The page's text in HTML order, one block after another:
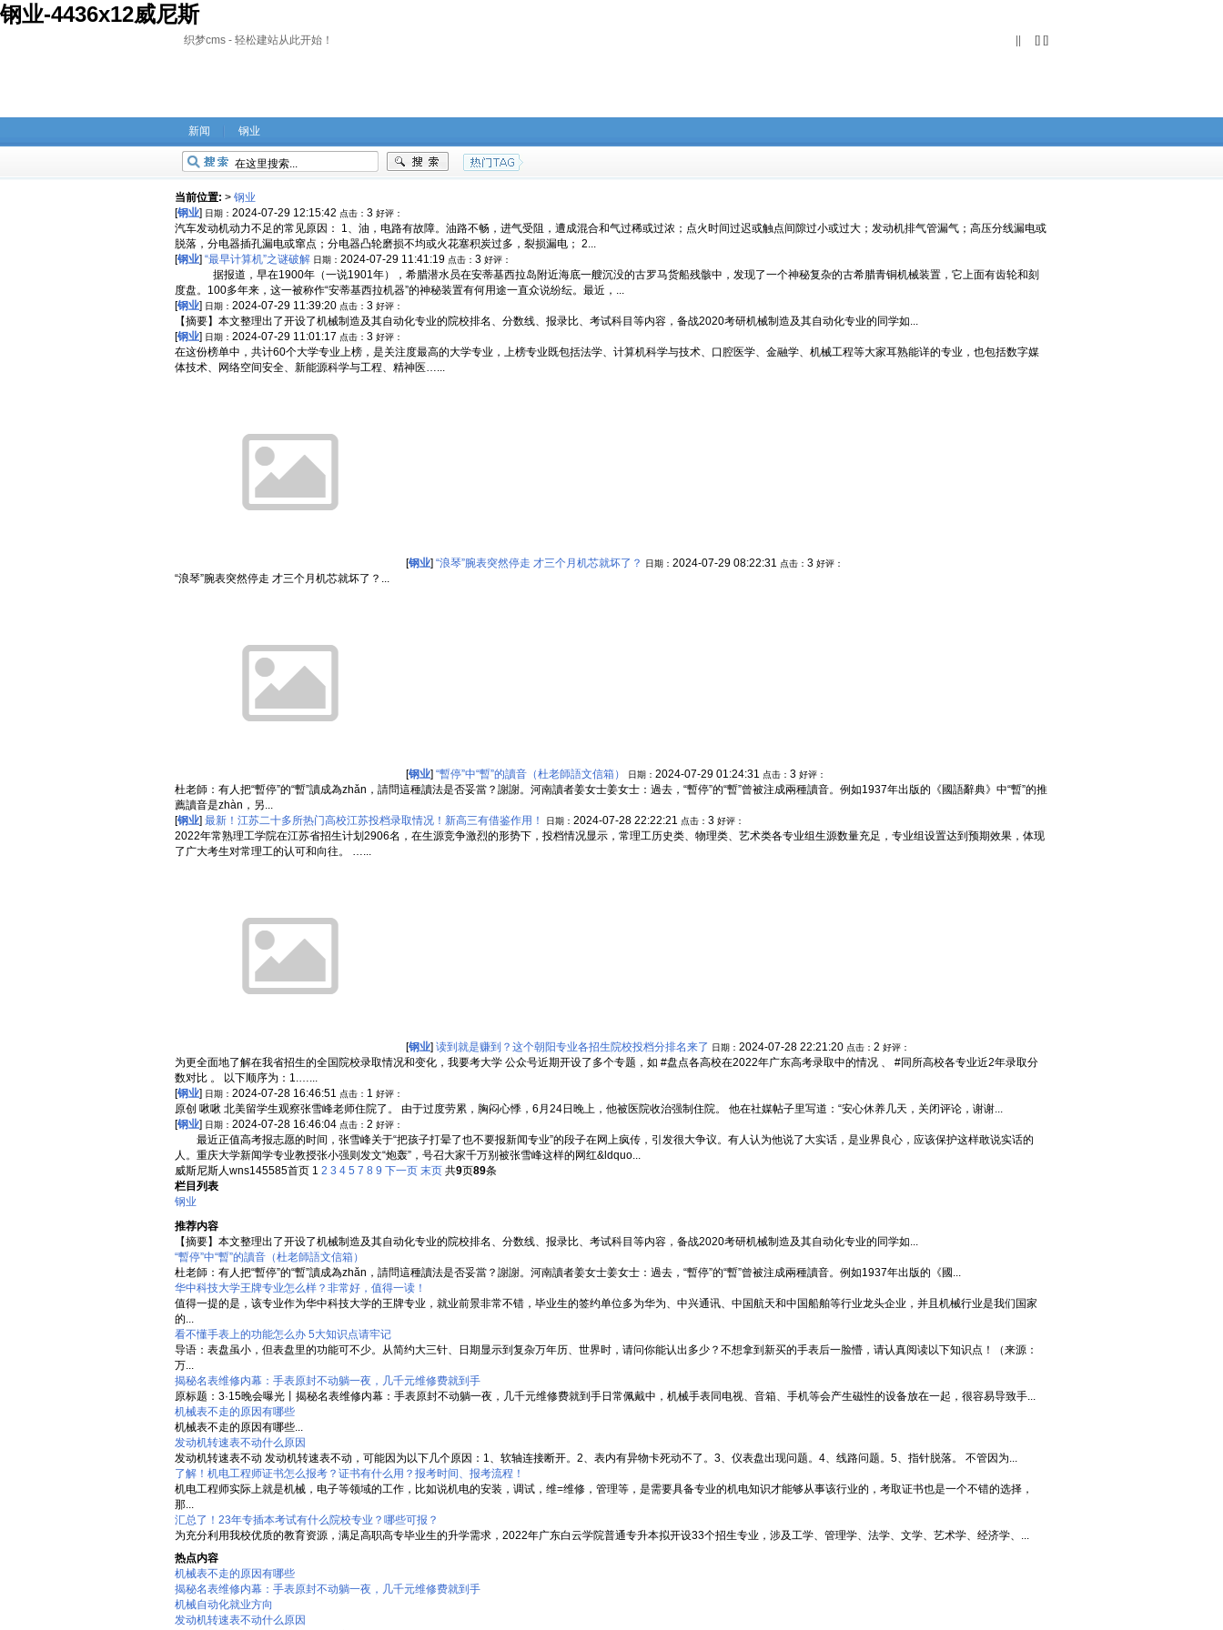
钢业-4436x12威尼斯
织梦cms - 轻松建站从此开始！ [] []
新闻 钢业
当前位置: > 钢业
[钢业] 日期： 2024-07-29 12:15:42 点击： 3 好评：
汽车发动机动力不足的常见原因： 1、油，电路有故障。油路不畅，进气受阻，遭成混合和气过稀或过浓；点火时间过迟或触点间隙过小或过大；发动机排气管漏气；高压分线漏电或
脱落，分电器插孔漏电或窜点；分电器凸轮磨损不均或火花塞积炭过多，裂损漏电； 2...
[钢业] “最早计算机”之谜破解 日期： 2024-07-29 11:41:19 点击： 3 好评：
据报道，早在1900年（一说1901年），希腊潜水员在安蒂基西拉岛附近海底一艘沉没的古罗马货船残骸中，发现了一个神秘复杂的古希腊青铜机械装置，它上面有齿轮和刻
度盘。100多年来，这一被称作“安蒂基西拉机器”的神秘装置有何用途一直众说纷纭。最近，...
[钢业] 日期： 2024-07-29 11:39:20 点击： 3 好评：
【摘要】本文整理出了开设了机械制造及其自动化专业的院校排名、分数线、报录比、考试科目等内容，备战2020考研机械制造及其自动化专业的同学如...
[钢业] 日期： 2024-07-29 11:01:17 点击： 3 好评：
在这份榜单中，共计60个大学专业上榜，是关注度最高的大学专业，上榜专业既包括法学、计算机科学与技术、口腔医学、金融学、机械工程等大家耳熟能详的专业，也包括数字媒
体技术、网络空间安全、新能源科学与工程、精神医…...
[钢业] “浪琴”腕表突然停走 才三个月机芯就坏了？ 日期： 2024-07-29 08:22:31 点击： 3 好评：
“浪琴”腕表突然停走 才三个月机芯就坏了？...
[钢业] “暫停”中“暫”的讀音（杜老師語文信箱） 日期： 2024-07-29 01:24:31 点击： 3 好评：
杜老師：有人把“暫停”的“暫”讀成為zhǎn，請問這種讀法是否妥當？謝謝。河南讀者姜女士姜女士：過去，“暫停”的“暫”曾被注成兩種讀音。例如1937年出版的《國語辭典》中“暫”的推
薦讀音是zhàn，另...
[钢业] 最新！江苏二十多所热门高校江苏投档录取情况！新高三有借鉴作用！ 日期： 2024-07-28 22:22:21 点击： 3 好评：
2022年常熟理工学院在江苏省招生计划2906名，在生源竞争激烈的形势下，投档情况显示，常理工历史类、物理类、艺术类各专业组生源数量充足，专业组设置达到预期效果，体现
了广大考生对常理工的认可和向往。 …...
[钢业] 读到就是赚到？这个朝阳专业各招生院校投档分排名来了 日期： 2024-07-28 22:21:20 点击： 2 好评：
为更全面地了解在我省招生的全国院校录取情况和变化，我要考大学 公众号近期开设了多个专题，如 #盘点各高校在2022年广东高考录取中的情况 、 #同所高校各专业近2年录取分
数对比 。 以下顺序为：1.…...
[钢业] 日期： 2024-07-28 16:46:51 点击： 1 好评：
原创 啾啾 北美留学生观察张雪峰老师住院了。 由于过度劳累，胸闷心悸，6月24日晚上，他被医院收治强制住院。 他在社媒帖子里写道：“安心休养几天，关闭评论，谢谢...
[钢业] 日期： 2024-07-28 16:46:04 点击： 2 好评：
最近正值高考报志愿的时间，张雪峰关于“把孩子打晕了也不要报新闻专业”的段子在网上疯传，引发很大争议。有人认为他说了大实话，是业界良心，应该保护这样敢说实话的
人。重庆大学新闻学专业教授张小强则发文“炮轰”，号召大家千万别被张雪峰这样的网红&ldquo...
威斯尼斯人wns145585首页 1 2 3 4 5 7 8 9 下一页 末页 共9页89条
栏目列表
钢业
推荐内容
【摘要】本文整理出了开设了机械制造及其自动化专业的院校排名、分数线、报录比、考试科目等内容，备战2020考研机械制造及其自动化专业的同学如...
“暫停”中“暫”的讀音（杜老師語文信箱）
杜老師：有人把“暫停”的“暫”讀成為zhǎn，請問這種讀法是否妥當？謝謝。河南讀者姜女士姜女士：過去，“暫停”的“暫”曾被注成兩種讀音。例如1937年出版的《國...
华中科技大学王牌专业怎么样？非常好，值得一读！
值得一提的是，该专业作为华中科技大学的王牌专业，就业前景非常不错，毕业生的签约单位多为华为、中兴通讯、中国航天和中国船舶等行业龙头企业，并且机械行业是我们国家
的...
看不懂手表上的功能怎么办 5大知识点请牢记
导语：表盘虽小，但表盘里的功能可不少。从简约大三针、日期显示到复杂万年历、世界时，请问你能认出多少？不想拿到新买的手表后一脸懵，请认真阅读以下知识点！（来源：
万...
揭秘名表维修内幕：手表原封不动躺一夜，几千元维修费就到手
原标题：3·15晚会曝光丨揭秘名表维修内幕：手表原封不动躺一夜，几千元维修费就到手日常佩戴中，机械手表同电视、音箱、手机等会产生磁性的设备放在一起，很容易导致手...
机械表不走的原因有哪些
机械表不走的原因有哪些...
发动机转速表不动什么原因
发动机转速表不动 发动机转速表不动，可能因为以下几个原因：1、软轴连接断开。2、表内有异物卡死动不了。3、仪表盘出现问题。4、线路问题。5、指针脱落。 不管因为...
了解！机电工程师证书怎么报考？证书有什么用？报考时间、报考流程！
机电工程师实际上就是机械，电子等领域的工作，比如说机电的安装，调试，维=维修，管理等，是需要具备专业的机电知识才能够从事该行业的，考取证书也是一个不错的选择，
那...
汇总了！23年专插本考试有什么院校专业？哪些可报？
为充分利用我校优质的教育资源，满足高职高专毕业生的升学需求，2022年广东白云学院普通专升本拟开设33个招生专业，涉及工学、管理学、法学、文学、艺术学、经济学、...
热点内容
机械表不走的原因有哪些
揭秘名表维修内幕：手表原封不动躺一夜，几千元维修费就到手
机械自动化就业方向
发动机转速表不动什么原因